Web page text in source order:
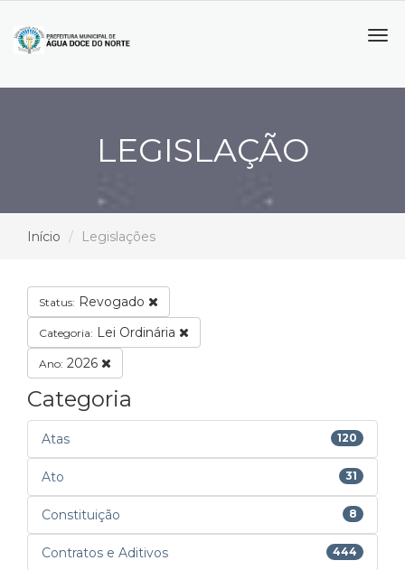
LEGISLAÇÃO
Início Legislações
Status: Revogado
Categoria: Lei Ordinária
Ano: 2026
Categoria
Atas 120
Ato 31
Constituição 8
Contratos e Aditivos 444